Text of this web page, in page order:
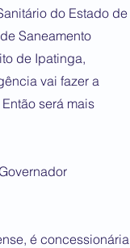
do Estado de
Saneamento
de Ipatinga,
vai fazer a
será mais
é concessionária